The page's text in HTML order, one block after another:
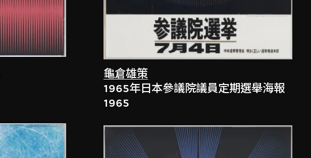
龜倉雄策
1965年日本參議院議員定期選舉海報
1965